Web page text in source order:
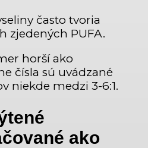
často tvoria
zjedených PUFA.
horší ako
čísla sú uvádzané
niekde medzi 3-6:1.
ako